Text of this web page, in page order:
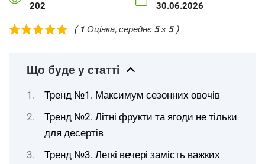
202 30.06.2026
( 1 Оцінка, середнє 5з 5)
Що буде у статті
Тренд №1. Максимум сезонних овочів
Тренд №2. Літні фрукти та ягоди не тільки
для десертів
Тренд №3. Легкі вечері замість важких